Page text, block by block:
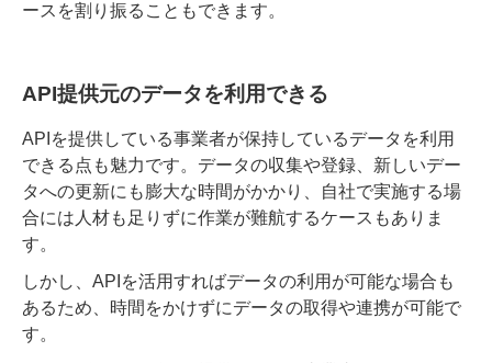
ースを割り振ることもできます。
API提供元のデータを利用できる
APIを提供している事業者が保持しているデータを利用
できる点も魅力です。データの収集や登録、新しいデー
タへの更新にも膨大な時間がかかり、自社で実施する場
合には人材も足りずに作業が難航するケースもありま
す。
しかし、APIを活用すればデータの利用が可能な場合も
あるため、時間をかけずにデータの取得や連携が可能で
す。